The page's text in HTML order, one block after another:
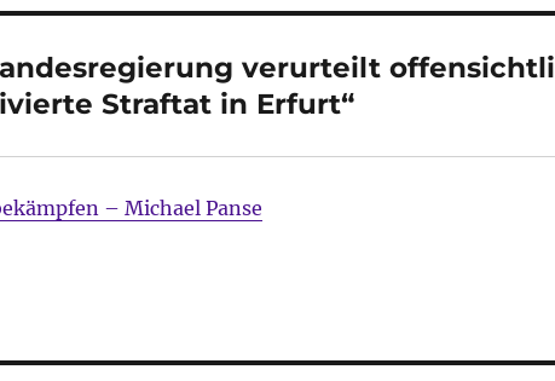
verurteilt
Straftat in Erfurt“
– Michael Panse